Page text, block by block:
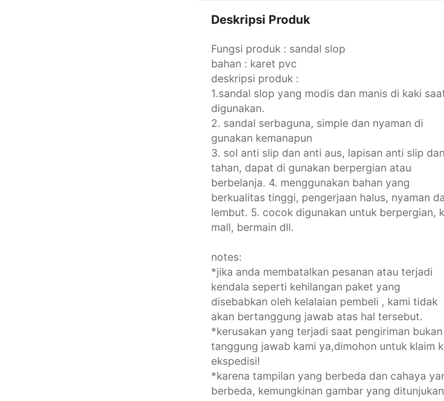
Deskripsi Produk
Fungsi produk : sandal slop
bahan : karet pvc
deskripsi produk :
1.sandal slop yang modis dan manis di kaki
digunakan.
2. sandal serbaguna, simple dan nyaman di
gunakan kemanapun
3. sol anti slip dan anti aus, lapisan anti slip dan
tahan, dapat di gunakan berpergian atau
berbelanja. 4. menggunakan bahan yang
berkualitas tinggi, pengerjaan halus, nyaman
lembut. 5. cocok digunakan untuk berpergian,
mall, bermain dll.
notes:
*jika anda membatalkan pesanan atau terjadi
kendala seperti kehilangan paket yang
disebabkan oleh kelalaian pembeli , kami tidak
akan bertanggung jawab atas hal tersebut.
*kerusakan yang terjadi saat pengiriman bukan
tanggung jawab kami ya,dimohon untuk klaim
ekspedisi!
*karena tampilan yang berbeda dan cahaya
berbeda, kemungkinan gambar yang ditunjukan